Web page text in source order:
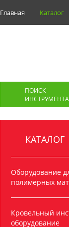
Главная Каталог
ПОИСК
ИНСТРУМЕНТА
КАТАЛОГ
Оборудование
полимерных
Кровельный
оборудование